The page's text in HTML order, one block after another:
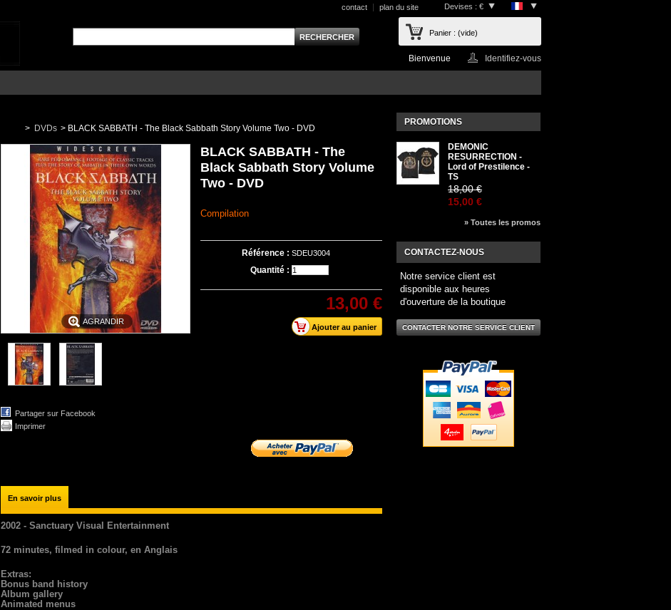
Devises : €
contact plan du site
Panier : (vide)
Bienvenue Identifiez-vous
> DVDs > BLACK SABBATH - The Black Sabbath Story Volume Two - DVD
AGRANDIR
Partager sur Facebook
Imprimer
BLACK SABBATH - The
Black Sabbath Story Volume
Two - DVD
Compilation
Référence : SDEU3004
Quantité :
13,00 €
En savoir plus
2002 - Sanctuary Visual Entertainment
72 minutes, filmed in colour, en Anglais
Extras:
Bonus band history
Album gallery
Animated menus
PROMOTIONS
DEMONIC
RESURRECTION -
Lord of Prestilence -
TS
18,00 €
15,00 €
» Toutes les promos
CONTACTEZ-NOUS
Notre service client est
disponible aux heures
d'ouverture de la boutique
CONTACTER NOTRE SERVICE CLIENT